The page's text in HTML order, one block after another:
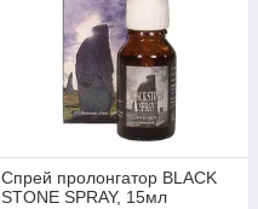
Спрей пролонгатор BLACK
STONE SPRAY, 15мл